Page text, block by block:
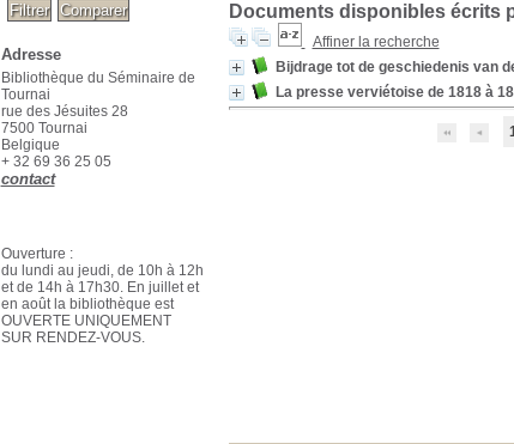
Documents disponibles écrits
Affiner la recherche
Bijdrage tot de geschiedenis van
La presse verviétoise de 1818 à
Adresse
Bibliothèque du Séminaire de
Tournai
rue des Jésuites 28
7500 Tournai
Belgique
+ 32 69 36 25 05
contact
Ouverture :
du lundi au jeudi, de 10h à 12h
et de 14h à 17h30. En juillet et
en août la bibliothèque est
OUVERTE UNIQUEMENT
SUR RENDEZ-VOUS.